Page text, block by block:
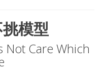
模型
Care Which